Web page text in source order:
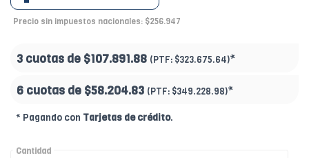
Precio sin impuestos nacionales: $256.947
3 cuotas de $107.891.88 (PTF: $323.675.64)*
6 cuotas de $58.204.83 (PTF: $349.228.98)*
* Pagando con Tarjetas de crédito.
Cantidad